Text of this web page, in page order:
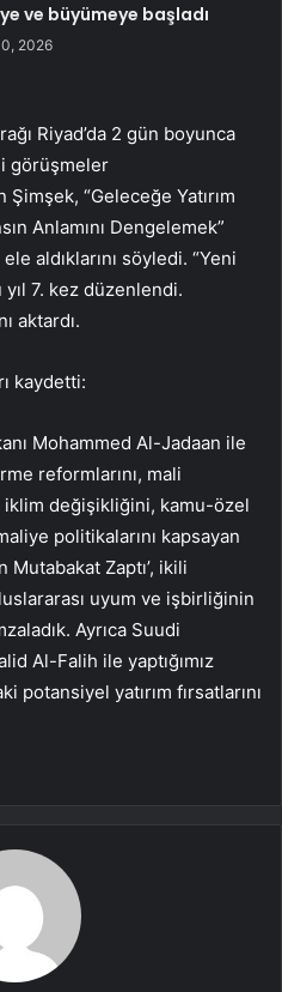
ve büyümeye başladı
2026
Riyad’da 2 gün boyunca
görüşmeler
“Geleceğe Yatırım
Anlamını Dengelemek”
aldıklarını söyledi. “Yeni
yıl 7. kez düzenlendi.
aktardı.
kaydetti:
Mohammed Al-Jadaan ile
reformlarını, mali
iklim değişikliğini, kamu-özel
politikalarını kapsayan
Zaptı’, ikili
uyum ve işbirliğinin
Ayrıca Suudi
Al-Falih ile yaptığımız
potansiyel yatırım fırsatlarını